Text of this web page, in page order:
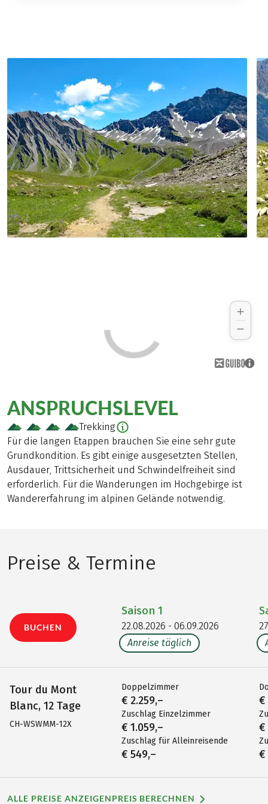
ANSPRUCHSLEVEL
Trekking
Für die langen Etappen brauchen Sie eine sehr gute
Grundkondition. Es gibt einige ausgesetzten Stellen,
Ausdauer, Trittsicherheit und Schwindelfreiheit sind
erforderlich. Für die Wanderungen im Hochgebirge ist
Wandererfahrung im alpinen Gelände notwendig.
Preise & Termine
BUCHEN
Tour du Mont
Blanc, 12 Tage
CH-WSWMM-12X
Saison 1
22.08.2026 - 06.09.2026
Anreise täglich
Doppelzimmer
€ 2.259,–
Zuschlag Einzelzimmer
€ 1.059,–
Zuschlag für Alleinreisende
€ 549,–
€
€
€
ALLE PREISE ANZEIGENPREIS BERECHNEN